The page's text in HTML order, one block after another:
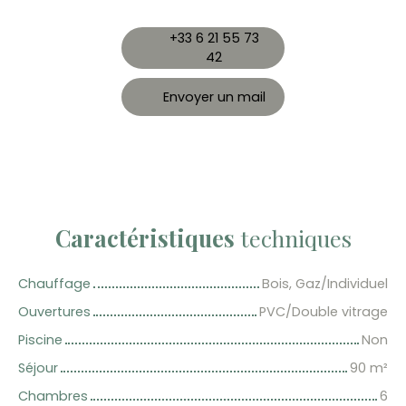
+33 6 21 55 73
42
Envoyer un mail
Caractéristiques techniques
Chauffage
Bois, Gaz/Individuel
Ouvertures
PVC/Double vitrage
Piscine
Non
Séjour
90 m²
Chambres
6